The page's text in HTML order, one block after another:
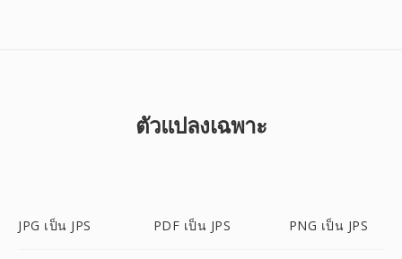
ตัวแปลงเฉพาะ
JPG เป็น JPS PDF เป็น JPS PNG เป็น JPS